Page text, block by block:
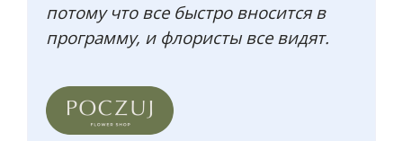
потому что все быстро вносится в
программу, и флористы все видят.